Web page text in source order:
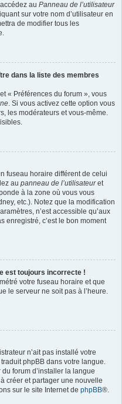
au Panneau de l’utilisateur
sur votre nom d’utilisateur en
de modifier tous les
dans la liste des membres
« Préférences du forum », vous
. Si vous activez cette option vous
les modérateurs et vous-même.
fuseau horaire différent de celui
au panneau de l’utilisateuret
à la zone où vous vous
etc.). Notez que la modification
n’est accessible qu’aux
enregistré, c’est le bon moment
est toujours incorrecte !
votre fuseau horaire et que
le serveur ne soit pas à l’heure.
n’ait pas installé votre
phpBB dans votre langue.
forum d’installer la langue
créer et partager une nouvelle
sur le site Internet de phpBB®.